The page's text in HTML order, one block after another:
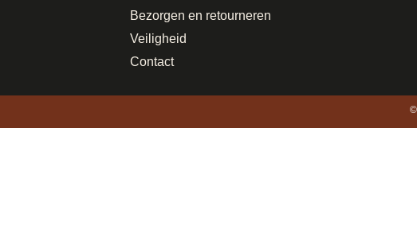
Bezorgen en retourneren
Veiligheid
Contact